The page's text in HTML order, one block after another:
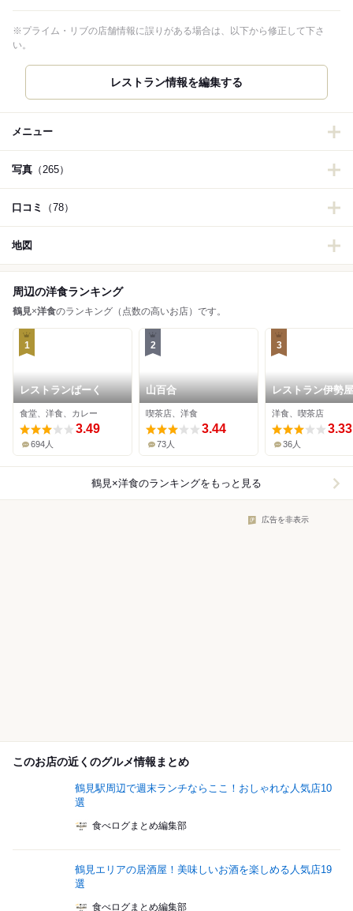
※プライム・リブの店舗情報に誤りがある場合は、以下から修正して下さ
い。
レストラン情報を編集する
メニュー
写真 （265）
口コミ （78）
地図
周辺の洋食ランキング
鶴見×洋食のランキング（点数の高いお店）です。
1
レストランばーく
食堂、洋食、カレー
3.49
694人
2
山百合
喫茶店、洋食
3.44
73人
3
レストラン伊勢屋
洋食、喫茶店
3.33
36人
鶴見×洋食のランキングをもっと見る
広告を非表示
このお店の近くのグルメ情報まとめ
鶴見駅周辺で週末ランチならここ！おしゃれな人気店10
選
食べログまとめ編集部
鶴見エリアの居酒屋！美味しいお酒を楽しめる人気店19
選
食べログまとめ編集部